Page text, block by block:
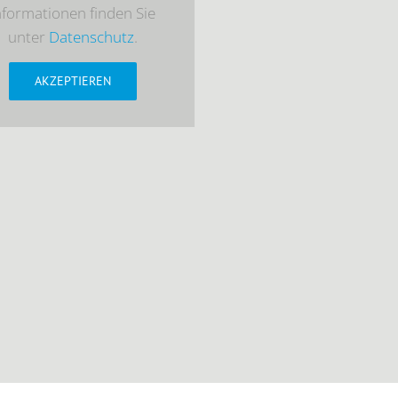
finden Sie
unter Datenschutz.
AKZEPTIEREN